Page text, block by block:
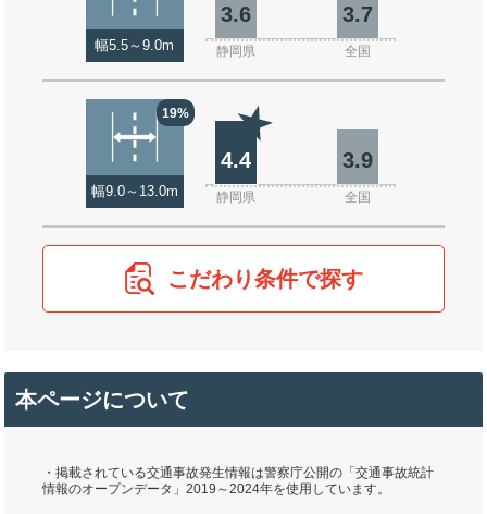
幅5.5～9.0m
3.6 3.7
静岡県 全国
19%
幅9.0～13.0m
4.4 3.9
静岡県 全国
こだわり条件で探す
本ページについて
・掲載されている交通事故発生情報は警察庁公開の「交通事故統計
情報のオープンデータ」2019～2024年を使用しています。